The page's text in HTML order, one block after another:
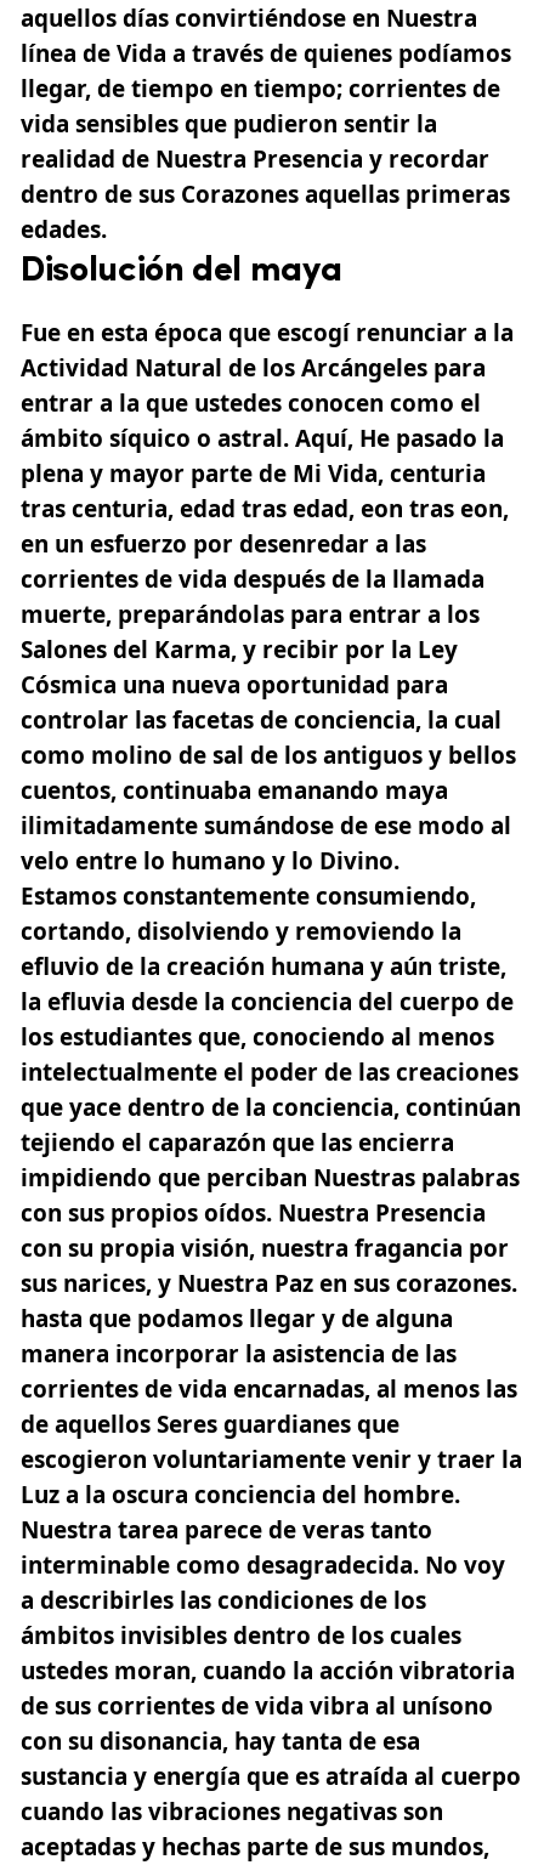
aquellos días convirtiéndose en Nuestra
línea de Vida a través de quienes podíamos
llegar, de tiempo en tiempo; corrientes de
vida sensibles que pudieron sentir la
realidad de Nuestra Presencia y recordar
dentro de sus Corazones aquellas primeras
edades.
Disolución del maya
Fue en esta época que escogí renunciar a la
Actividad Natural de los Arcángeles para
entrar a la que ustedes conocen como el
ámbito síquico o astral. Aquí, He pasado la
plena y mayor parte de Mi Vida, centuria
tras centuria, edad tras edad, eon tras eon,
en un esfuerzo por desenredar a las
corrientes de vida después de la llamada
muerte, preparándolas para entrar a los
Salones del Karma, y recibir por la Ley
Cósmica una nueva oportunidad para
controlar las facetas de conciencia, la cual
como molino de sal de los antiguos y bellos
cuentos, continuaba emanando maya
ilimitadamente sumándose de ese modo al
velo entre lo humano y lo Divino.
Estamos constantemente consumiendo,
cortando, disolviendo y removiendo la
efluvio de la creación humana y aún triste,
la efluvia desde la conciencia del cuerpo de
los estudiantes que, conociendo al menos
intelectualmente el poder de las creaciones
que yace dentro de la conciencia, continúan
tejiendo el caparazón que las encierra
impidiendo que perciban Nuestras palabras
con sus propios oídos. Nuestra Presencia
con su propia visión, nuestra fragancia por
sus narices, y Nuestra Paz en sus corazones.
hasta que podamos llegar y de alguna
manera incorporar la asistencia de las
corrientes de vida encarnadas, al menos las
de aquellos Seres guardianes que
escogieron voluntariamente venir y traer la
Luz a la oscura conciencia del hombre.
Nuestra tarea parece de veras tanto
interminable como desagradecida. No voy
a describirles las condiciones de los
ámbitos invisibles dentro de los cuales
ustedes moran, cuando la acción vibratoria
de sus corrientes de vida vibra al unísono
con su disonancia, hay tanta de esa
sustancia y energía que es atraída al cuerpo
cuando las vibraciones negativas son
aceptadas y hechas parte de sus mundos,